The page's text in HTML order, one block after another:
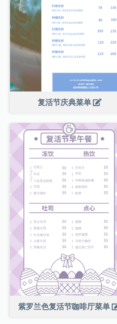
复活节庆典菜单
紫罗兰色复活节咖啡厅菜单